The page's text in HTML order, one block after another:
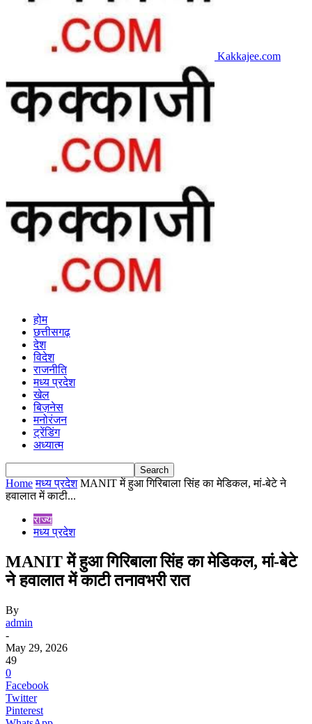
Kakkajee.com
होम
छत्तीसगढ़
देश
विदेश
राजनीति
मध्य प्रदेश
खेल
बिज़नेस
मनोरंजन
ट्रेंडिंग
अध्यात्म
Home मध्य प्रदेश MANIT में हुआ गिरिबाला सिंह का मेडिकल, मां-बेटे ने
हवालात में काटी...
राज्य
मध्य प्रदेश
MANIT में हुआ गिरिबाला सिंह का मेडिकल, मां-बेटे
ने हवालात में काटी तनावभरी रात
By
admin
-
May 29, 2026
49
0
Facebook
Twitter
Pinterest